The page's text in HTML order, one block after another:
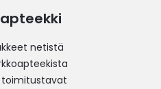
netistä
toimitustavat